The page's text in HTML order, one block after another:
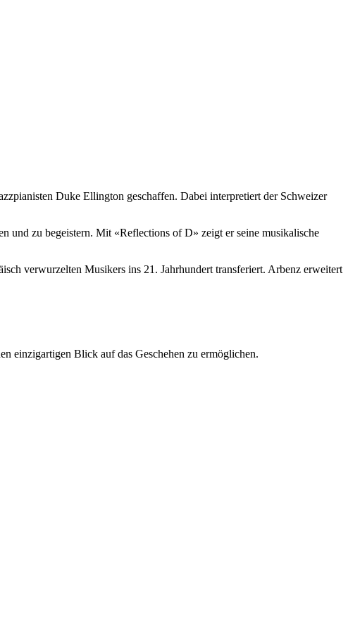
Duke Ellington geschaffen. Dabei interpretiert der Schweizer
und zu begeistern. Mit «Reflections of D» zeigt er seine musikalische
verwurzelten Musikers ins 21. Jahrhundert transferiert. Arbenz erweitert
einzigartigen Blick auf das Geschehen zu ermöglichen.